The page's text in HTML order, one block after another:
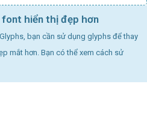
hiển thị đẹp hơn
bạn cần sử dụng glyphs để thay
mắt hơn. Bạn có thể xem cách sử